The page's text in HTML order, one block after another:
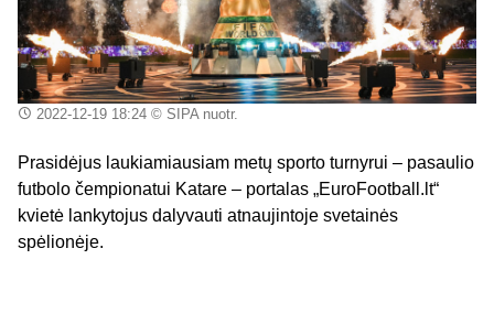
2022-12-19 18:24© SIPA nuotr.
Prasidėjus laukiamiausiam metų sporto turnyrui – pasaulio
futbolo čempionatui Katare – portalas „EuroFootball.lt“
kvietė lankytojus dalyvauti atnaujintoje svetainės
spėlionėje.